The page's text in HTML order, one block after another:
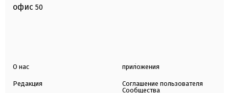
офис 50
О нас
Редакция
приложения
Соглашение пользователя
Сообщества